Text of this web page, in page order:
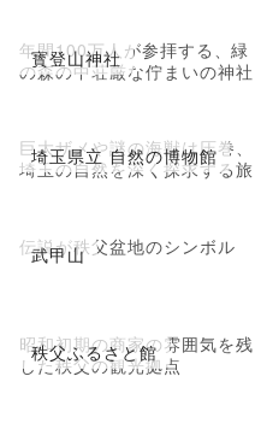
寳登山神社
年間100万人が参拝する、緑
の森の中荘厳な佇まいの神社
埼玉県立 自然の博物館
巨大ザメや謎の海獣は圧巻、
埼玉の自然を深く探求する旅
武甲山
伝説が秩父盆地のシンボル
秩父ふるさと館
昭和初期の商家の雰囲気を残
した秩父の観光拠点